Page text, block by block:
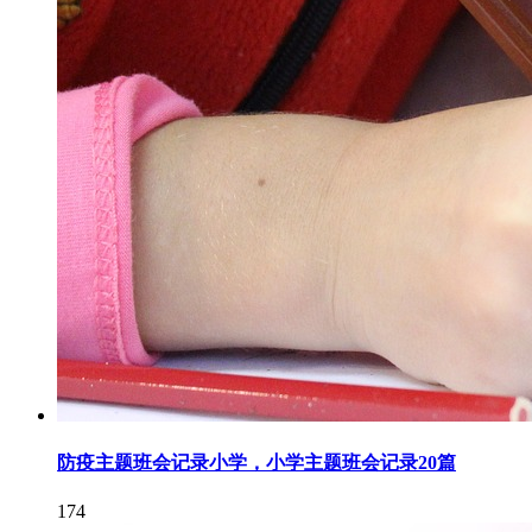
防疫主题班会记录小学，小学主题班会记录20篇
174